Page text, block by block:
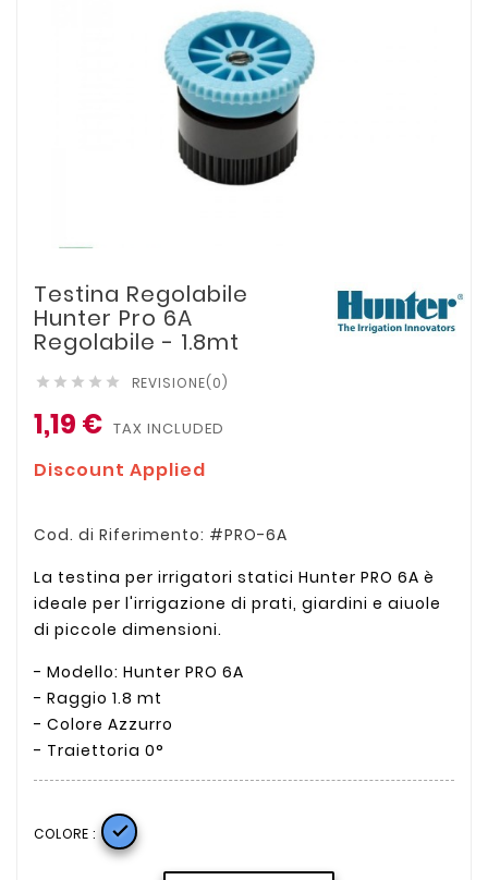
Testina Regolabile
Hunter Pro 6A
Regolabile - 1.8mt
     REVISIONE(0)
1,19 € TAX INCLUDED
Discount Applied
Cod. di Riferimento: #PRO-6A
La testina per irrigatori statici Hunter PRO 6A è
ideale per l'irrigazione di prati, giardini e aiuole
di piccole dimensioni.
- Modello: Hunter PRO 6A
- Raggio 1.8 mt
- Colore Azzurro
- Traiettoria 0°
COLORE : 